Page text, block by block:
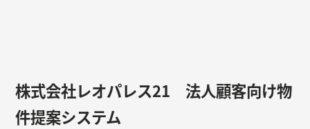
株式会社レオパレス21 法人顧客向け物
件提案システム